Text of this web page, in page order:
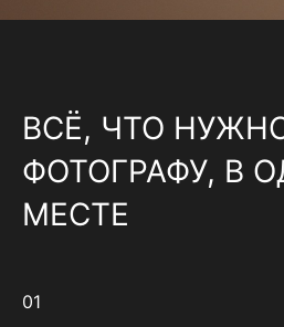
ВСЁ, ЧТО
ФОТОГРАФУ, В
МЕСТЕ
01